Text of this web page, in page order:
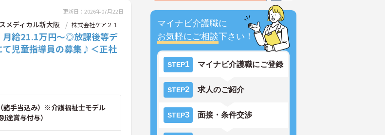
マイナビ介護職に
お気軽にご相談下さい！
STEP1 マイナビ介護職にご登録
STEP2 求人のご紹介
STEP3 面接・条件交渉
更新日：2026年07月22日
メディカル新大阪 株式会社ケア２１
月給21.1万円～◎放課後等デ
て児童指導員の募集♪＜正社
諸手当込み）※介護福祉士モデル
途賞与付与）